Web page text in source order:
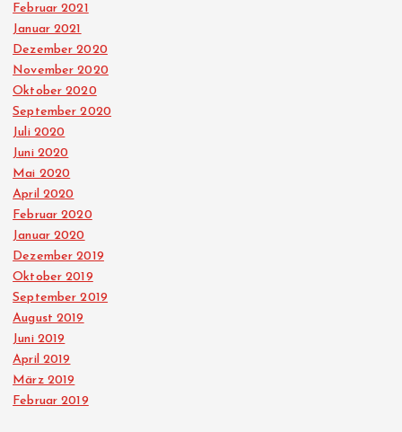
Februar 2021
Januar 2021
Dezember 2020
November 2020
Oktober 2020
September 2020
Juli 2020
Juni 2020
Mai 2020
April 2020
Februar 2020
Januar 2020
Dezember 2019
Oktober 2019
September 2019
August 2019
Juni 2019
April 2019
März 2019
Februar 2019